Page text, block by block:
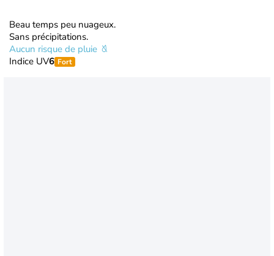
Beau temps peu nuageux.
Sans précipitations.
Aucun risque de pluie
Indice UV6 Fort